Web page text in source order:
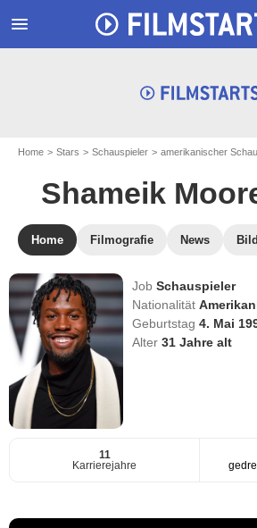
menu
Home Stars Schauspieler amerikanischer
Shameik
Home Filmografie News
JobSchauspieler
Nationalität
Geburtstag4. Mai
Alter31 Jahre alt
11
Karrierejahre